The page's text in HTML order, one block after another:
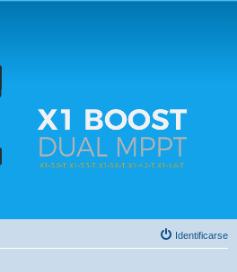
solares Solax y temas relacionados.
Identificarse